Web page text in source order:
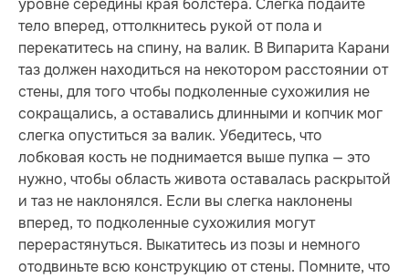
уровне середины края болстера. Слегка подайте
тело вперед, оттолкнитесь рукой от пола и
перекатитесь на спину, на валик. В Випарита Карани
таз должен находиться на некотором расстоянии от
стены, для того чтобы подколенные сухожилия не
сокращались, а оставались длинными и копчик мог
слегка опуститься за валик. Убедитесь, что
лобковая кость не поднимается выше пупка — это
нужно, чтобы область живота оставалась раскрытой
и таз не наклонялся. Если вы слегка наклонены
вперед, то подколенные сухожилия могут
перерастянуться. Выкатитесь из позы и немного
отодвиньте всю конструкцию от стены. Помните, что